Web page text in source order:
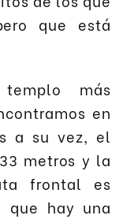
que está
más
en
a su vez, el
metros y la
frontal es
que hay una